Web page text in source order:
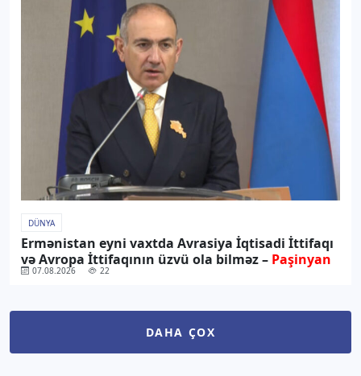
DÜNYA
Ermənistan eyni vaxtda Avrasiya İqtisadi İttifaqı
və Avropa İttifaqının üzvü ola bilməz – Paşinyan
07.08.2026 22
DAHA ÇOX